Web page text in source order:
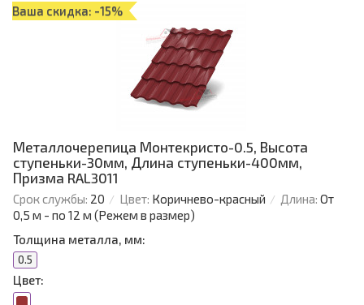
Ваша скидка: -15%
Металлочерепица Монтекристо-0.5, Высота
ступеньки-30мм, Длина ступеньки-400мм,
Призма RAL3011
Срок службы: 20 Цвет: Коричнево-красный Длина: От
0,5 м - по 12 м (Режем в размер)
Толщина металла, мм:
0.5
Цвет: